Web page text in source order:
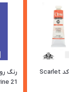
رنگ روغن وستا کد Scarlet
21